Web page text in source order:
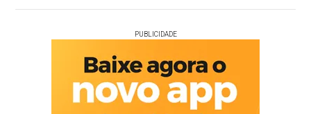
PUBLICIDADE